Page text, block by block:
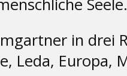
Seele.
in drei
Leda, Europa,